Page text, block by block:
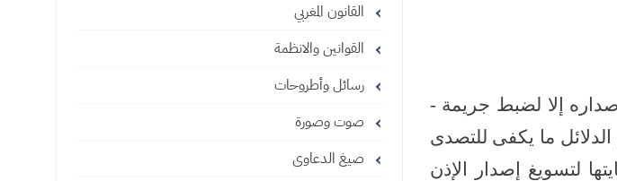
إلا لضبط جريمة -
ما يكفى للتصدى
لتسويغ إصدار الإذن
القانون المغربي
القوانين والانظمة
رسائل وأطروحات
صوت وصورة
صيغ الدعاوى